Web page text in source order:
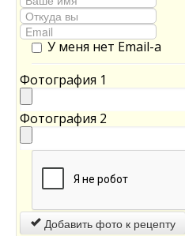
У меня нет Email-а
Фотография 1
Фотография 2
Добавить фото к рецепту